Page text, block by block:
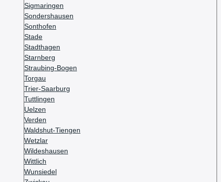
Sigmaringen
Sondershausen
Sonthofen
Stade
Stadthagen
Starnberg
Straubing-Bogen
Torgau
Trier-Saarburg
Tuttlingen
Uelzen
Verden
Waldshut-Tiengen
Wetzlar
Wildeshausen
Wittlich
Wunsiedel